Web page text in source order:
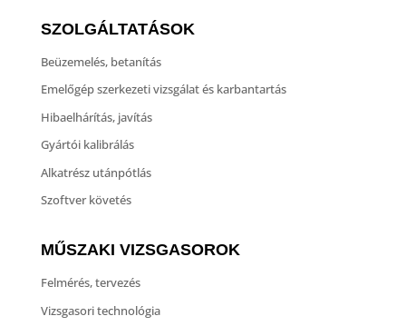
SZOLGÁLTATÁSOK
Beüzemelés, betanítás
Emelőgép szerkezeti vizsgálat és karbantartás
Hibaelhárítás, javítás
Gyártói kalibrálás
Alkatrész utánpótlás
Szoftver követés
MŰSZAKI VIZSGASOROK
Felmérés, tervezés
Vizsgasori technológia